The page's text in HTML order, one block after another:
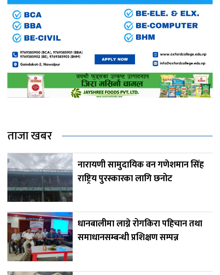
ताजा खबर
नारायणी सामुदायिक वन गणेशमान सिंह
राष्ट्रिय पुरस्कारका लागि छनोट
धानबालीमा लाग्ने रोगकिरा पहिचान तथा
समाधानसम्बन्धी प्रशिक्षण सम्पन्न